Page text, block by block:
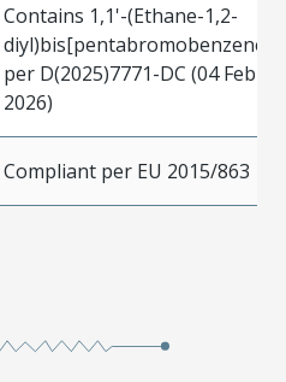
Contains 1,1'-(Ethane-1,2-
diyl)bis[pentabromobenzene]
per D(2025)7771-DC (04 Feb
2026)
Compliant per EU 2015/863